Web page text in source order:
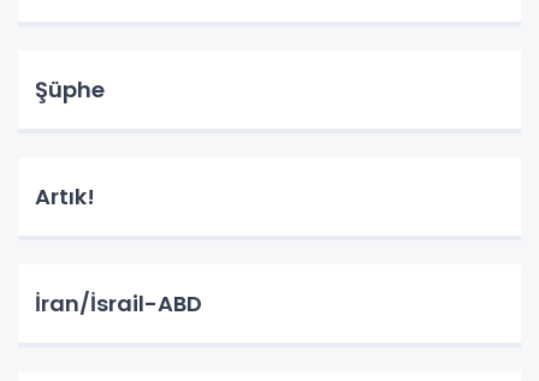
Şüphe
Artık!
İran/İsrail-ABD